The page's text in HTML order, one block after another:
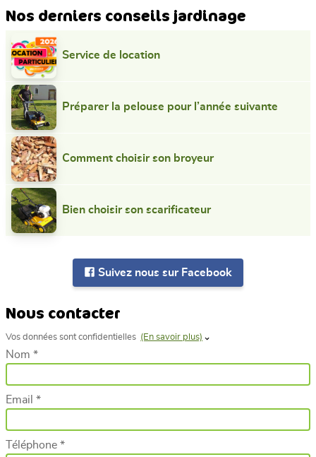
Nos derniers conseils jardinage
Service de location
Préparer la pelouse pour l’année suivante
Comment choisir son broyeur
Bien choisir son scarificateur
Suivez nous sur Facebook
Nous contacter
Vos données sont confidentielles (En savoir plus)
Nom *
Email *
Téléphone *